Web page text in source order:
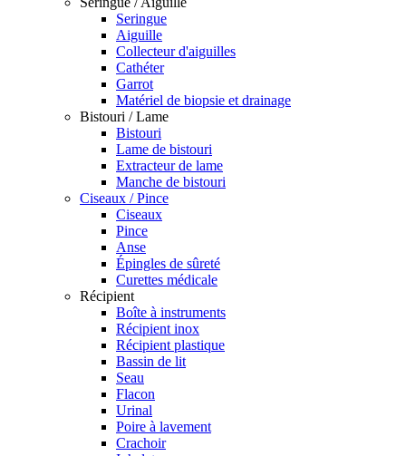
Seringue
Aiguille
Collecteur d'aiguilles
Cathéter
Garrot
Matériel de biopsie et drainage
Bistouri / Lame
Bistouri
Lame de bistouri
Extracteur de lame
Manche de bistouri
Ciseaux / Pince
Ciseaux
Pince
Anse
Épingles de sûreté
Curettes médicale
Récipient
Boîte à instruments
Récipient inox
Récipient plastique
Bassin de lit
Seau
Flacon
Urinal
Poire à lavement
Crachoir